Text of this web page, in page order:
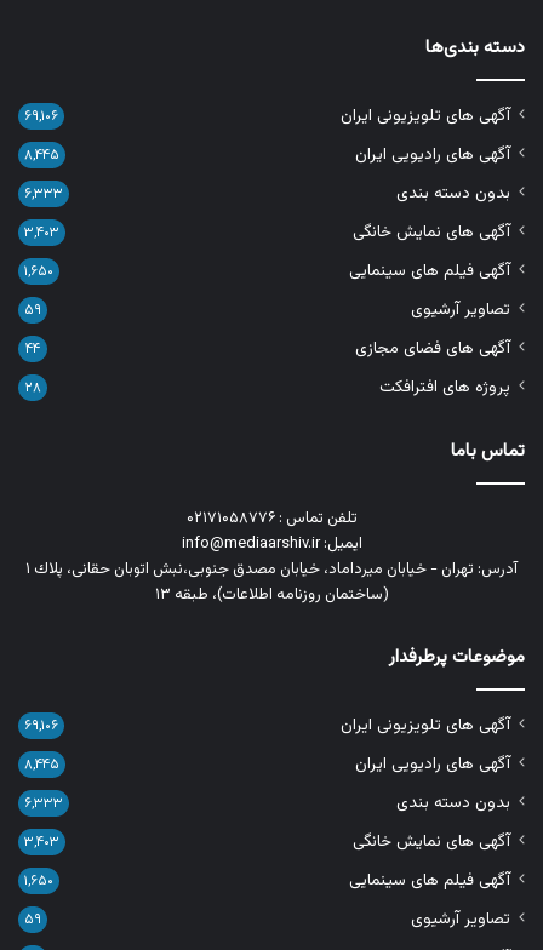
دسته بندی‌ها
آگهی های تلویزیونی ایران ۶۹,۱۰۶
آگهی های رادیویی ایران ۸,۴۴۵
بدون دسته بندی ۶,۳۳۳
آگهی های نمایش خانگی ۳,۴۰۳
آگهی فیلم های سینمایی ۱,۶۵۰
تصاویر آرشیوی ۵۹
آگهی های فضای مجازی ۴۴
پروژه های افترافکت ۲۸
تماس باما
تلفن تماس : ۰۲۱۷۱۰۵۸۷۷۶
ایمیل: info@mediaarshiv.ir
آدرس: تهران - خیابان میرداماد، خیابان مصدق جنوبی،نبش اتوبان حقانی، پلاك ١
(ساختمان روزنامه اطلاعات)، طبقه ۱۳
موضوعات پرطرفدار
آگهی های تلویزیونی ایران ۶۹,۱۰۶
آگهی های رادیویی ایران ۸,۴۴۵
بدون دسته بندی ۶,۳۳۳
آگهی های نمایش خانگی ۳,۴۰۳
آگهی فیلم های سینمایی ۱,۶۵۰
تصاویر آرشیوی ۵۹